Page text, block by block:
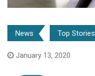
News Top Stories
January 13, 2020